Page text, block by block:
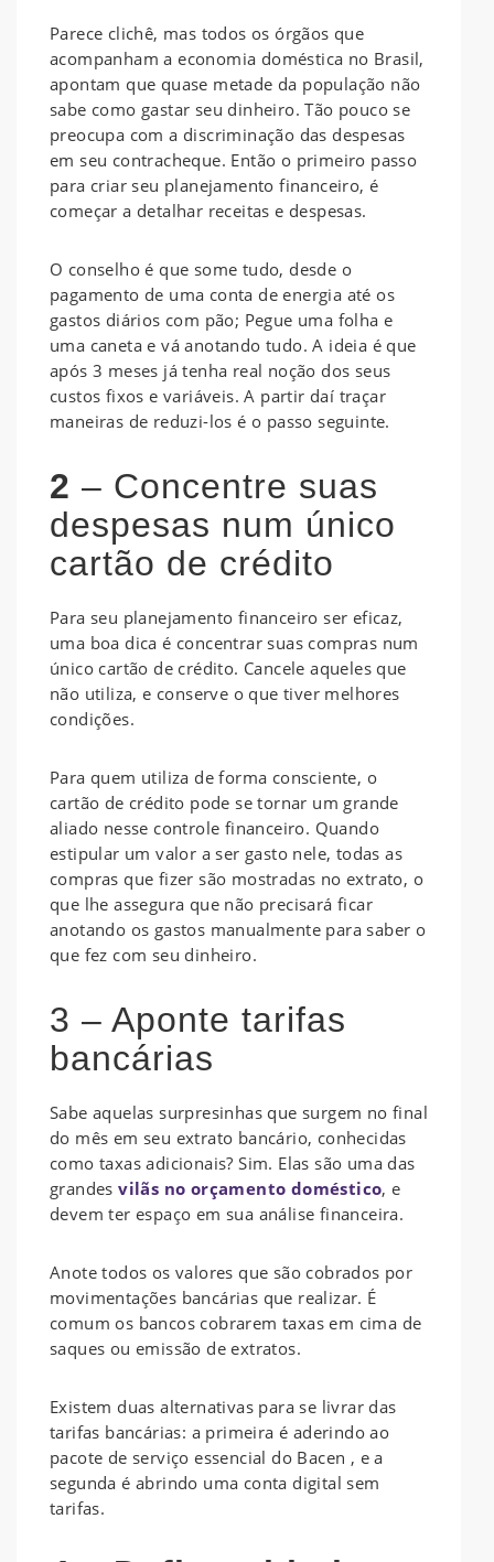
Parece clichê, mas todos os órgãos que
acompanham a economia doméstica no Brasil,
apontam que quase metade da população não
sabe como gastar seu dinheiro. Tão pouco se
preocupa com a discriminação das despesas
em seu contracheque. Então o primeiro passo
para criar seu planejamento financeiro, é
começar a detalhar receitas e despesas.
O conselho é que some tudo, desde o
pagamento de uma conta de energia até os
gastos diários com pão; Pegue uma folha e
uma caneta e vá anotando tudo. A ideia é que
após 3 meses já tenha real noção dos seus
custos fixos e variáveis. A partir daí traçar
maneiras de reduzi-los é o passo seguinte.
2 – Concentre suas
despesas num único
cartão de crédito
Para seu planejamento financeiro ser eficaz,
uma boa dica é concentrar suas compras num
único cartão de crédito. Cancele aqueles que
não utiliza, e conserve o que tiver melhores
condições.
Para quem utiliza de forma consciente, o
cartão de crédito pode se tornar um grande
aliado nesse controle financeiro. Quando
estipular um valor a ser gasto nele, todas as
compras que fizer são mostradas no extrato, o
que lhe assegura que não precisará ficar
anotando os gastos manualmente para saber o
que fez com seu dinheiro.
3 – Aponte tarifas
bancárias
Sabe aquelas surpresinhas que surgem no final
do mês em seu extrato bancário, conhecidas
como taxas adicionais? Sim. Elas são uma das
grandesvilãs no orçamento doméstico, e
devem ter espaço em sua análise financeira.
Anote todos os valores que são cobrados por
movimentações bancárias que realizar. É
comum os bancos cobrarem taxas em cima de
saques ou emissão de extratos.
Existem duas alternativas para se livrar das
tarifas bancárias: a primeira é aderindo ao
pacote de serviço essencial do Bacen , e a
segunda é abrindo uma conta digital sem
tarifas.